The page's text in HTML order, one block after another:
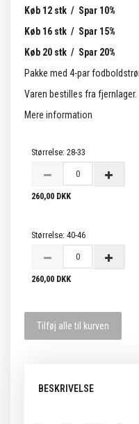
Køb 12 stk / Spar 10%
Køb 16 stk / Spar 15%
Køb 20 stk / Spar 20%
Pakke med 4-par
Varen bestilles fra
Mere information
Størrelse: 28-33
260,00 DKK
Størrelse: 40-46
260,00 DKK
Tilføj alle til kurven
BESKRIVELSE